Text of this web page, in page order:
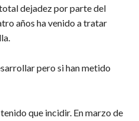
dejadez por parte del
años ha venido a tratar
pero si han metido
que incidir. En marzo de